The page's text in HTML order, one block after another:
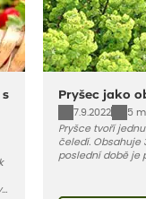
s
Pryšec jako
7.9.2022
5
Pryšce tvoří
čeledí. Obsahuje
poslední době je